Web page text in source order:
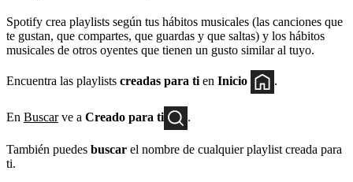
Spotify crea playlists según tus hábitos musicales (las canciones que
te gustan, que compartes, que guardas y que saltas) y los hábitos
musicales de otros oyentes que tienen un gusto similar al tuyo.
Encuentra las playlists creadas para ti en Inicio .
En Buscarve a Creado para ti .
También puedes buscar el nombre de cualquier playlist creada para
ti.